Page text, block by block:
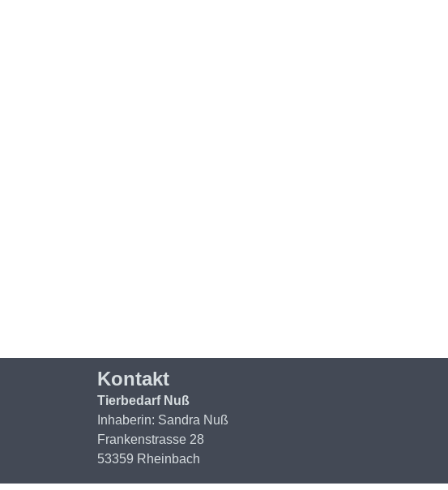
Kontakt
Tierbedarf Nuß
Inhaberin: Sandra Nuß
Frankenstrasse 28
53359 Rheinbach